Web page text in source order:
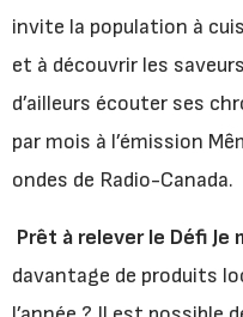
invite la population à
et à découvrir les
d’ailleurs écouter ses
par mois à l’émission
ondes de Radio-Canada.
Prêt à relever le Défi Je
davantage de produits